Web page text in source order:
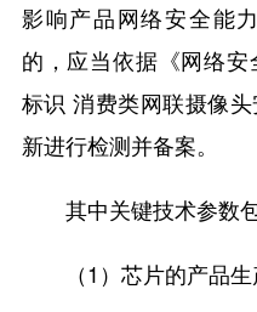
影响产品网络安全能
的，应当依据《网络
标识 消费类网联摄像
新进行检测并备案。
其中关键技术参数
（1）芯片的产品